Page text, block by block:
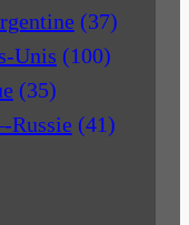
(37)
Unis (100)
(35)
(41)